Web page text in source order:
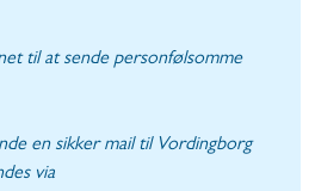
til at sende personfølsomme
en sikker mail til Vordingborg
via